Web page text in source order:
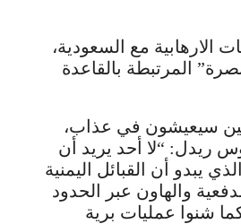
مع السعودية،
المرتبطة بالقاعدة
سيعيشون في عذاب،
ريدل: “لا أحد يريد أن
يبدو أن القبائل اليمنية
والهاون عبر الحدود
شنوا عمليات برية